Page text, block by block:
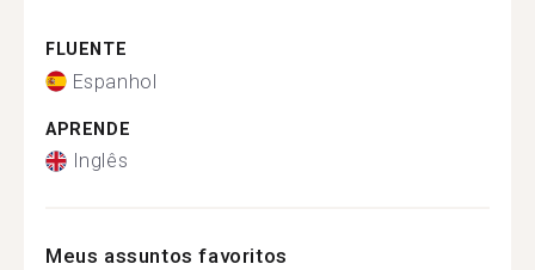
FLUENTE
Espanhol
APRENDE
Inglês
Meus assuntos favoritos